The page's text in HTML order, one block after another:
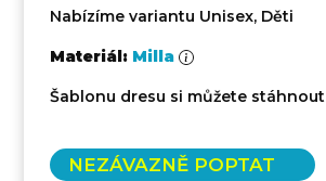
Nabízíme variantu Unisex, Děti
Materiál: Milla
Šablonu dresu si můžete stáhnout
NEZÁVAZNĚ POPTAT